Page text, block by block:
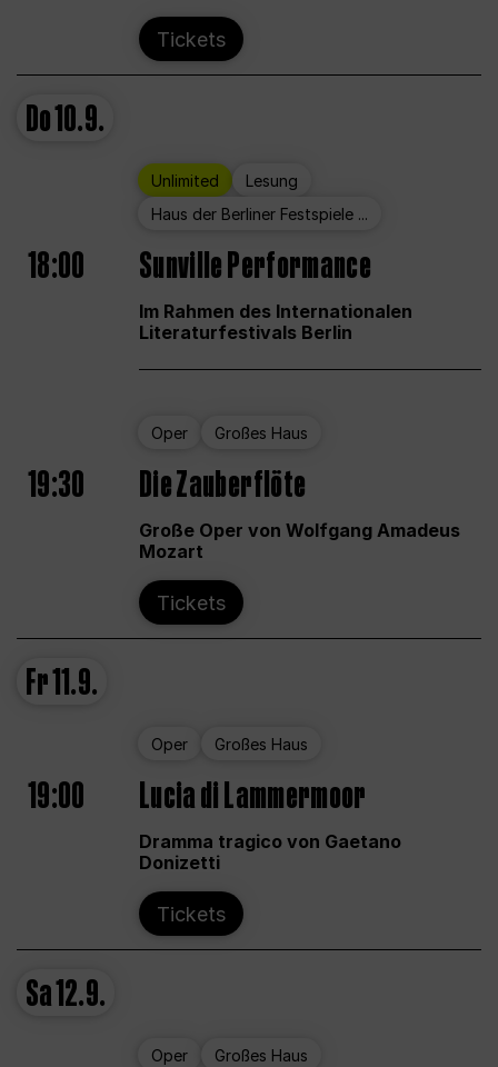
Tickets
Do10.9.
Unlimited
Lesung
Haus der Berliner Festspiele ...
18:00 Sunville Performance
Im Rahmen des Internationalen
Literaturfestivals Berlin
Oper Großes Haus
19:30 Die Zauberflöte
Große Oper von Wolfgang Amadeus
Mozart
Tickets
Fr11.9.
Oper Großes Haus
19:00 Lucia di Lammermoor
Dramma tragico von Gaetano
Donizetti
Tickets
Sa12.9.
Oper Großes Haus